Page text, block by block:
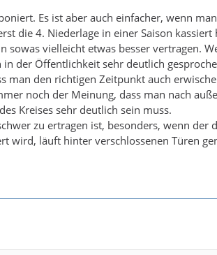
Es ist aber auch einfacher, wenn man
die 4. Niederlage in einer Saison kassiert
sowas vielleicht etwas besser vertragen.
in der Öffentlichkeit sehr deutlich
man den richtigen Zeitpunkt auch
noch der Meinung, dass man nach
Kreises sehr deutlich sein muss.
zu ertragen ist, besonders, wenn der
wird, läuft hinter verschlossenen Türen